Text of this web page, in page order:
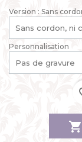
Version : Sans
Personnalisation
